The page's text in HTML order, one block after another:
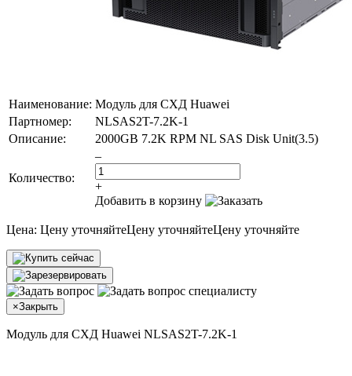
Наименование: Модуль для СХД Huawei
Партномер:
NLSAS2T-7.2K-1
Описание:
2000GB 7.2K RPM NL SAS Disk Unit(3.5)
Количество:
–
+
Добавить в корзину
Цена: Цену уточняйтеЦену уточняйтеЦену уточняйте
×Закрыть
Модуль для СХД Huawei NLSAS2T-7.2K-1